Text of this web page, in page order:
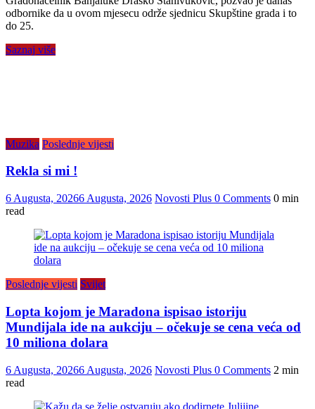
odbornike da u ovom mjesecu održe sjednicu Skupštine grada i to
do 25.
Saznaj više
Muzika Poslednje vijesti
Rekla si mi !
6 Augusta, 20266 Augusta, 2026 Novosti Plus 0 Comments 0 min
read
Poslednje vijesti Svijet
Lopta kojom je Maradona ispisao istoriju
Mundijala ide na aukciju – očekuje se cena veća od
10 miliona dolara
6 Augusta, 20266 Augusta, 2026 Novosti Plus 0 Comments 2 min
read